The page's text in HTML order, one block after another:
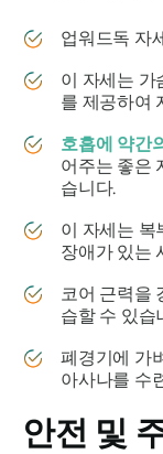
업워드독 자
이 자세는 가
를 제공하여
호흡에 약간
어주는 좋은
습니다.
이 자세는 복
장애가 있는
코어 근력을
습할 수 있습
폐경기에 가
아사나를 수
안전 및